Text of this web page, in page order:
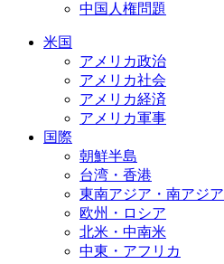
中国人権問題
米国
アメリカ政治
アメリカ社会
アメリカ経済
アメリカ軍事
国際
朝鮮半島
台湾・香港
東南アジア・南アジア
欧州・ロシア
北米・中南米
中東・アフリカ